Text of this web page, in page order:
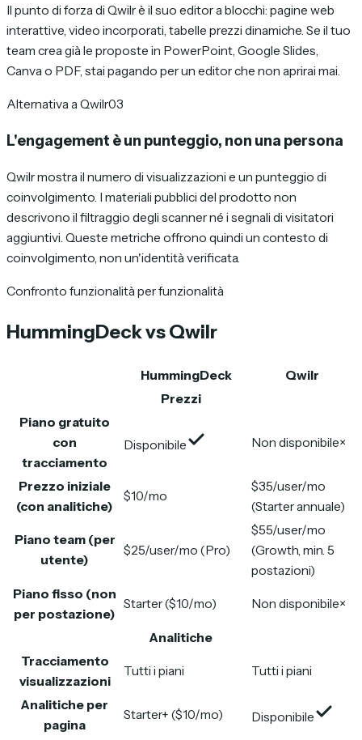
Il punto di forza di Qwilr è il suo editor a blocchi: pagine web
interattive, video incorporati, tabelle prezzi dinamiche. Se il tuo
team crea già le proposte in PowerPoint, Google Slides,
Canva o PDF, stai pagando per un editor che non aprirai mai.
Alternativa a Qwilr03
L'engagement è un punteggio, non una persona
Qwilr mostra il numero di visualizzazioni e un punteggio di
coinvolgimento. I materiali pubblici del prodotto non
descrivono il filtraggio degli scanner né i segnali di visitatori
aggiuntivi. Queste metriche offrono quindi un contesto di
coinvolgimento, non un'identità verificata.
Confronto funzionalità per funzionalità
HummingDeck vs Qwilr
HummingDeck
Qwilr
Prezzi
Piano gratuito
con
tracciamento
Disponibile Non disponibile×
Prezzo iniziale
(con analitiche)
$10/mo
$35/user/mo
(Starter annuale)
Piano team (per
utente)
$25/user/mo (Pro)
$55/user/mo
(Growth, min. 5
postazioni)
Piano fisso (non
per postazione)
Starter ($10/mo) Non disponibile×
Analitiche
Tracciamento
visualizzazioni
Tutti i piani Tutti i piani
Analitiche per
pagina
Starter+ ($10/mo) Disponibile